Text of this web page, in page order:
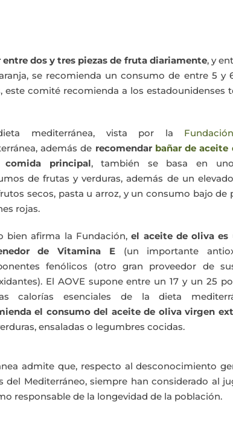
dos y tres piezas de fruta diariamente, y
se recomienda un consumo de entre 5 y
este comité recomienda a los estadounidenses
mediterránea, vista por la Fundación
además de recomendar bañar de aceite
comida principal, también se basa en
de frutas y verduras, además de un
secos, pasta u arroz, y un consumo bajo de
rojas.
bien afirma la Fundación,el aceite de oliva es
de Vitamina E(un importante
fenólicos (otro gran proveedor de
El AOVE supone entre un 17 y un 25
calorías esenciales de la dieta
el consumo del aceite de oliva virgen
ensaladas o legumbres cocidas.
admite que, respecto al desconocimiento
Mediterráneo, siempre han considerado al
responsable de la longevidad de la población.